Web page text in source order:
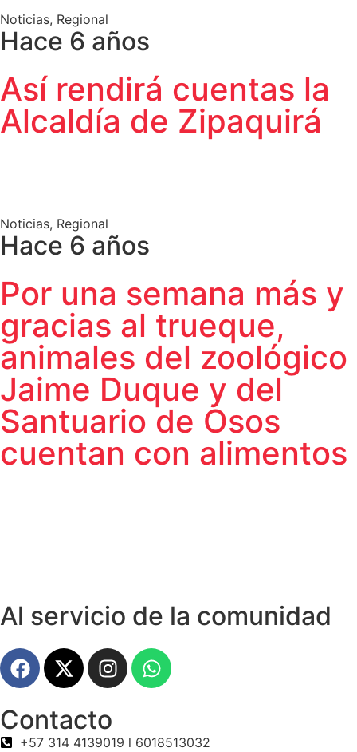
Noticias, Regional
Hace 6 años
Así rendirá cuentas la
Alcaldía de Zipaquirá
Noticias, Regional
Hace 6 años
Por una semana más y
gracias al trueque,
animales del zoológico
Jaime Duque y del
Santuario de Osos
cuentan con alimentos
Al servicio de la comunidad
Contacto
+57 314 4139019 l 6018513032